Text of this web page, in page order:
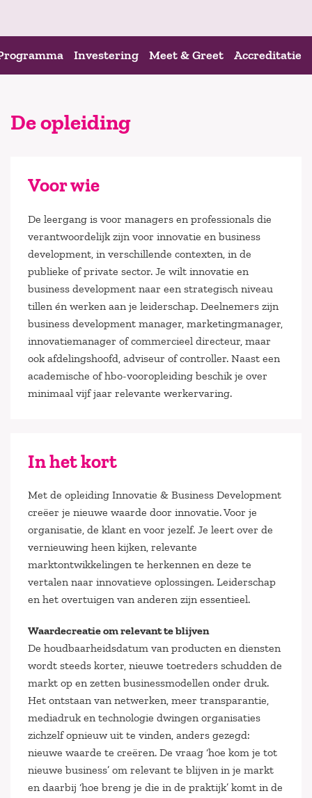
Investering Meet & Greet Accreditatie
De opleiding
Voor wie
De leergang is voor managers en professionals die
verantwoordelijk zijn voor innovatie en business
development, in verschillende contexten, in de
publieke of private sector. Je wilt innovatie en
business development naar een strategisch niveau
tillen én werken aan je leiderschap. Deelnemers zijn
business development manager, marketingmanager,
innovatiemanager of commercieel directeur, maar
ook afdelingshoofd, adviseur of controller. Naast een
academische of hbo-vooropleiding beschik je over
minimaal vijf jaar relevante werkervaring.
In het kort
Met de opleiding Innovatie & Business Development
creëer je nieuwe waarde door innovatie. Voor je
organisatie, de klant en voor jezelf. Je leert over de
vernieuwing heen kijken, relevante
marktontwikkelingen te herkennen en deze te
vertalen naar innovatieve oplossingen. Leiderschap
en het overtuigen van anderen zijn essentieel.
Waardecreatie om relevant te blijven
De houdbaarheidsdatum van producten en diensten
wordt steeds korter, nieuwe toetreders schudden de
markt op en zetten businessmodellen onder druk.
Het ontstaan van netwerken, meer transparantie,
mediadruk en technologie dwingen organisaties
zichzelf opnieuw uit te vinden, anders gezegd:
nieuwe waarde te creëren. De vraag ‘hoe kom je tot
nieuwe business’ om relevant te blijven in je markt
en daarbij ‘hoe breng je die in de praktijk’ komt in de